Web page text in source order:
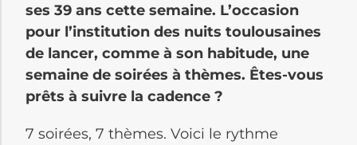
ses 39 ans cette semaine. L’occasion
pour l’institution des nuits toulousaines
de lancer, comme à son habitude, une
semaine de soirées à thèmes. Êtes-vous
prêts à suivre la cadence ?
7 soirées, 7 thèmes. Voici le rythme